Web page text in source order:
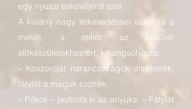
egy nyuszi esküvőjéről szól.
A kislány nagy lelkesedéssel szavalta a
mesét, s mikor az esküvői
előkészületekhez ért, kihangsúlyozta:
– Koszorúját narancsvirágok díszítették,
fátylát a maguk szőtték.
– Pókok – javította ki az anyuka. – Fátylát